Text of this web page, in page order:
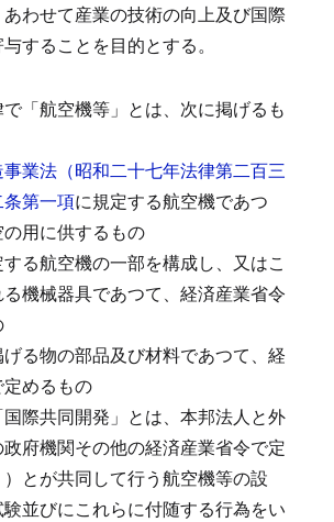
わせて産業の技術の向上及び国際
することを目的とする。
で「航空機等」とは、次に掲げるも
業法（昭和二十七年法律第二百三
第一項に規定する航空機であつ
用に供するもの
る航空機の一部を構成し、又はこ
機械器具であつて、経済産業省令
げる物の部品及び材料であつて、経
めるもの
際共同開発」とは、本邦法人と外
府機関その他の経済産業省令で定
とが共同して行う航空機等の設
並びにこれらに付随する行為をい